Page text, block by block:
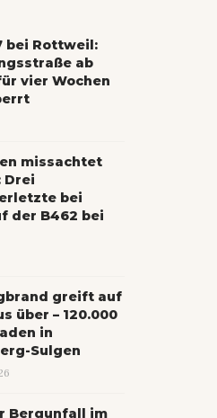
bei Rottweil:
ab
vier Wochen
missachtet
Drei
bei
der B462 bei
greift auf
über – 120.000
in
Sulgen
Bergunfall im